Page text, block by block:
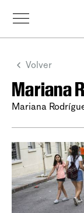
Volver
Mariana
Mariana